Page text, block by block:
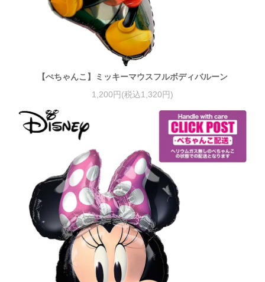
【ぺちゃんこ】ミッキーマウスフルボディバルーン
1,200円(税込1,320円)